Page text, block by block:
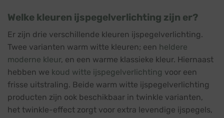
Welke kleuren ijspegelverlichting zijn er?
Er zijn drie verschillende kleuren ijspegelverlichting.
Twee varianten warm witte kleuren; een heldere
moderne kleur, en een warme klassieke kleur. Hiernaast
hebben we koud witte ijspegelverlichting voor een
frisse uitstraling. Beide warm witte ijspegelverlichting
producten zijn ook beschikbaar in twinkle varianten,
het twinkle-effect zorgt voor extra levendige ijspegels,